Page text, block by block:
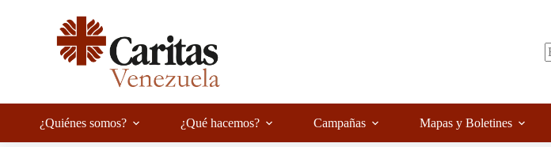
¿Quiénes somos? ¿Qué hacemos? Campañas Mapas y Boletines